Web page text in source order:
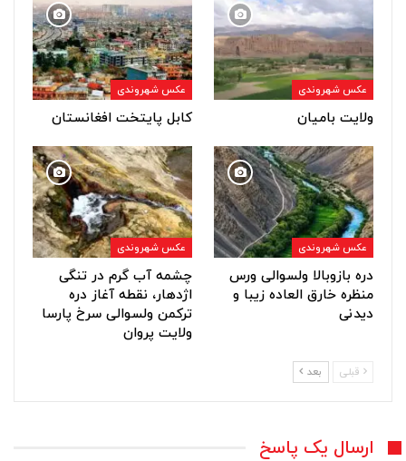
عکس شهروندی
ولایت بامیان
عکس شهروندی
کابل پایتخت افغانستان
عکس شهروندی
دره بازوبالا ولسوالی ورس
منظره خارق العاده زیبا و
دیدنی
عکس شهروندی
چشمه آب گرم در تنگی
اژدهار، نقطه آغاز دره
ترکمن ولسوالی سرخ پارسا
ولایت پروان
قبلی بعد
ارسال یک پاسخ